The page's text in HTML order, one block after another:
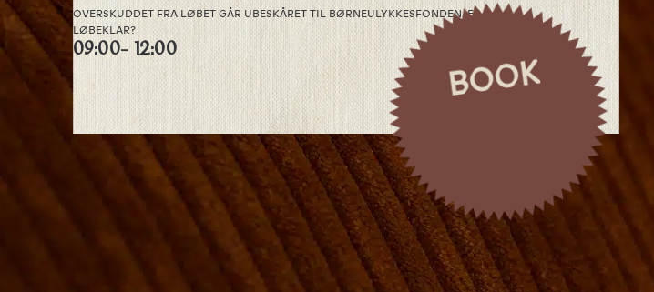
OVERSKUDDET FRA LØBET GÅR UBESKÅRET TIL BØRNEULYKKESFONDEN. ER I
LØBEKLAR?
09:00- 12:00
BOOK